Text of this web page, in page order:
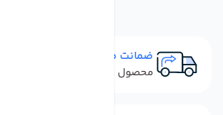
ضمانت مرجوعی
محصول نباید آسیب دیده باشد